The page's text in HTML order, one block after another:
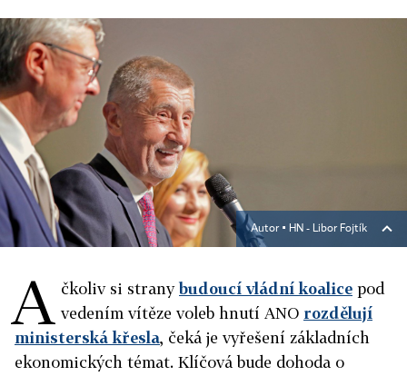
Autor ▪ HN - Libor Fojtík
A čkoliv si stranybudoucí vládní koalice pod
vedením vítěze voleb hnutí ANO rozdělují
ministerská křesla, čeká je vyřešení základních
ekonomických témat. Klíčová bude dohoda o